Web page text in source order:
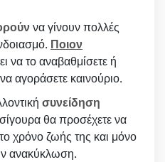
να γίνουν πολλές
Ποιον
να το αναβαθμίσετε ή
αγοράσετε καινούριο.
συνείδηση
θα προσέχετε να
χρόνο ζωής της και μόνο
ανακύκλωση.